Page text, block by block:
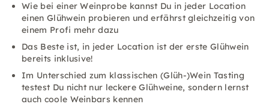
Wie bei einer Weinprobe kannst Du in jeder Location
einen Glühwein probieren und erfährst gleichzeitig von
einem Profi mehr dazu
Das Beste ist, in jeder Location ist der erste Glühwein
bereits inklusive!
Im Unterschied zum klassischen (Glüh-)Wein Tasting
testest Du nicht nur leckere Glühweine, sondern lernst
auch coole Weinbars kennen